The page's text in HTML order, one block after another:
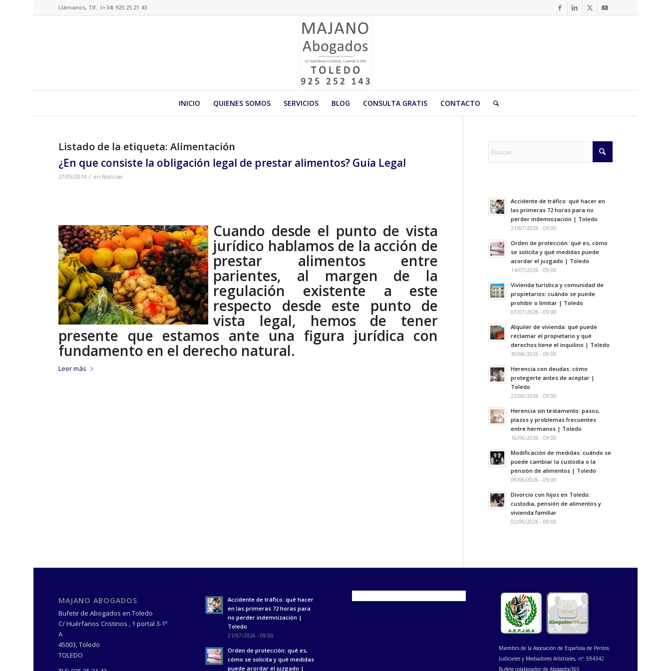
Llámanos, Tlf.: (+34) 925 25 21 43
INICIO QUIENES SOMOS SERVICIOS BLOG CONSULTA GRATIS CONTACTO
Listado de la etiqueta:Alimentación
¿En que consiste la obligación legal de prestar alimentos? Guía Legal
27/05/2014 / en Noticias
Cuando desde el punto de vista
jurídico hablamos de la acción de
prestar alimentos entre
parientes, al margen de la
regulación existente a este
respecto desde este punto de
vista legal, hemos de tener
presente que estamos ante una figura jurídica con
fundamento en el derecho natural.
Leer más
Accidente de tráfico: qué hacer en
las primeras 72 horas para no
perder indemnización | Toledo
21/07/2026 - 09:00
Orden de protección: qué es, cómo
se solicita y qué medidas puede
acordar el juzgado | Toledo
14/07/2026 - 09:00
Vivienda turística y comunidad de
propietarios: cuándo se puede
prohibir o limitar | Toledo
07/07/2026 - 09:00
Alquiler de vivienda: qué puede
reclamar el propietario y qué
derechos tiene el inquilino | Toledo
30/06/2026 - 09:00
Herencia con deudas: cómo
protegerte antes de aceptar |
Toledo
23/06/2026 - 09:00
Herencia sin testamento: pasos,
plazos y problemas frecuentes
entre hermanos | Toledo
16/06/2026 - 09:00
Modificación de medidas: cuándo se
puede cambiar la custodia o la
pensión de alimentos | Toledo
09/06/2026 - 09:00
Divorcio con hijos en Toledo:
custodia, pensión de alimentos y
vivienda familiar
02/06/2026 - 09:00
MAJANO ABOGADOS
Bufete de Abogados en Toledo
C/ Huérfanos Cristinos , 1 portal 3-1º
A
45003,Toledo
TOLEDO
Accidente de tráfico: qué hacer
en las primeras 72 horas para
no perder indemnización |
Toledo
21/07/2026 - 09:00
Orden de protección: qué es,
cómo se solicita y qué medidas
puede acordar el juzgado |
Miembro de la Asociación de Española de Peritos
Judiciales y Mediadores Arbitrales, nº: 594342
Bufete colaborador de Abogados365